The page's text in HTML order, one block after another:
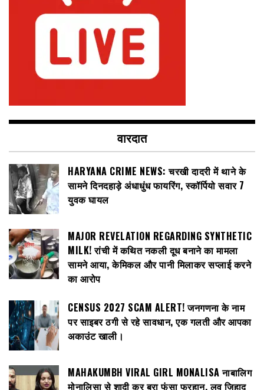
वारदात
HARYANA CRIME NEWS: चरखी दादरी में थाने के
सामने दिनदहाड़े अंधाधुंध फायरिंग, स्कॉर्पियो सवार 7
युवक घायल
MAJOR REVELATION REGARDING SYNTHETIC
MILK! रांची में कथित नकली दूध बनाने का मामला
सामने आया, केमिकल और पानी मिलाकर सप्लाई करने
का आरोप
CENSUS 2027 SCAM ALERT! जनगणना के नाम
पर साइबर ठगी से रहे सावधान, एक गलती और आपका
अकाउंट खाली।
MAHAKUMBH VIRAL GIRL MONALISA नाबालिग
मोनालिसा से शादी कर बुरा फंसा फरहान, लव जिहाद